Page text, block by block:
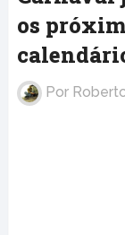
os
Por